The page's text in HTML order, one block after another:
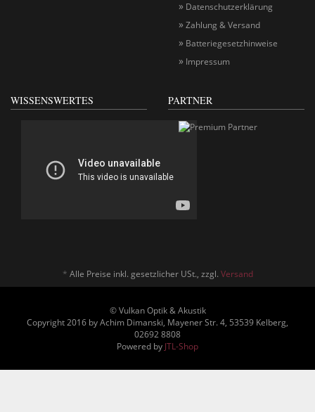
Datenschutzerklärung
Zahlung & Versand
Batteriegesetzhinweise
Impressum
WISSENSWERTES PARTNER
* Alle Preise inkl. gesetzlicher USt., zzgl. Versand
© Vulkan Optik & Akustik
Copyright 2016 by Achim Dimanski, Mayener Str. 4, 53539 Kelberg,
02692 8808
Powered by JTL-Shop